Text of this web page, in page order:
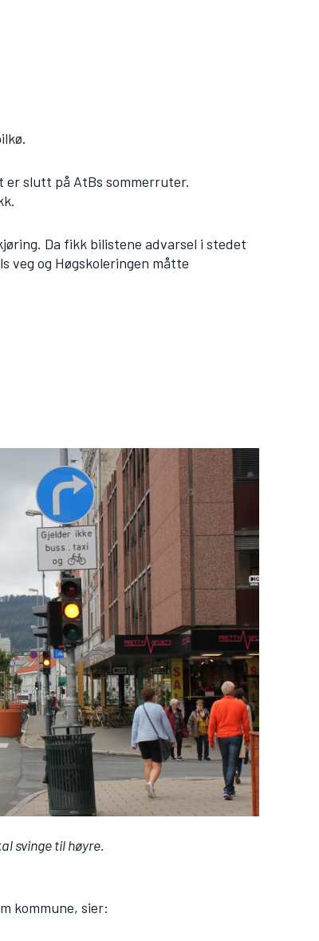
er slutt på AtBs sommerruter.
Da fikk bilistene advarsel i stedet
veg og Høgskoleringen måtte
svinge til høyre.
kommune, sier: